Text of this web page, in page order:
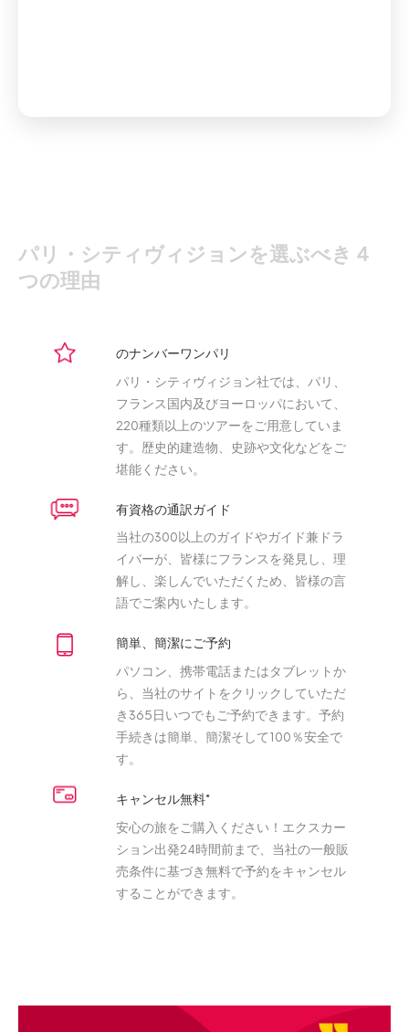
パリ・シティヴィジョンを選ぶべき４
つの理由
のナンバーワンパリ
パリ・シティヴィジョン社では、パリ、
フランス国内及びヨーロッパにおいて、
220種類以上のツアーをご用意していま
す。歴史的建造物、史跡や文化などをご
堪能ください。
有資格の通訳ガイド
当社の300以上のガイドやガイド兼ドラ
イバーが、皆様にフランスを発見し、理
解し、楽しんでいただくため、皆様の言
語でご案内いたします。
簡単、簡潔にご予約
パソコン、携帯電話またはタブレットか
ら、当社のサイトをクリックしていただ
き365日いつでもご予約できます。予約
手続きは簡単、簡潔そして100％安全で
す。
キャンセル無料*
安心の旅をご購入ください！エクスカー
ション出発24時間前まで、当社の一般販
売条件に基づき無料で予約をキャンセル
することができます。